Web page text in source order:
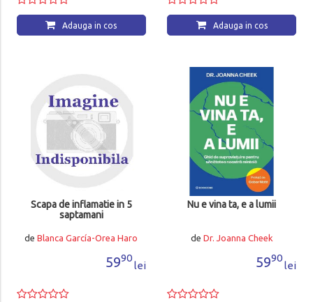
Adauga in cos Adauga in cos
Scapa de inflamatie in 5
saptamani
deBlanca García-Orea Haro
5990
lei
Nu e vina ta, e a lumii
de Dr. Joanna Cheek
5990
lei